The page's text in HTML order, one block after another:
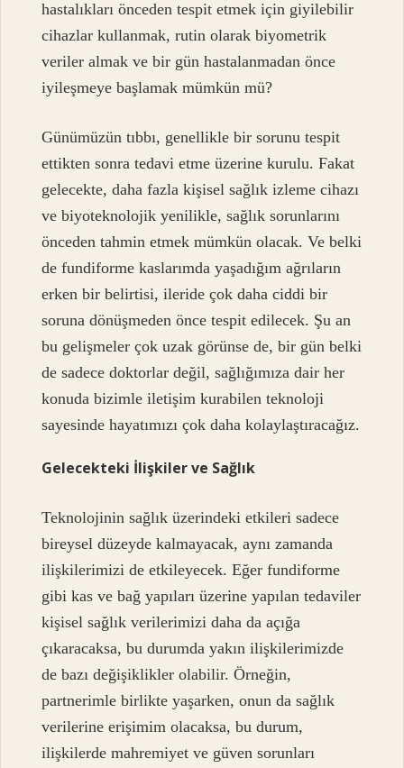
hastalıkları önceden tespit etmek için giyilebilir
cihazlar kullanmak, rutin olarak biyometrik
veriler almak ve bir gün hastalanmadan önce
iyileşmeye başlamak mümkün mü?
Günümüzün tıbbı, genellikle bir sorunu tespit
ettikten sonra tedavi etme üzerine kurulu. Fakat
gelecekte, daha fazla kişisel sağlık izleme cihazı
ve biyoteknolojik yenilikle, sağlık sorunlarını
önceden tahmin etmek mümkün olacak. Ve belki
de fundiforme kaslarımda yaşadığım ağrıların
erken bir belirtisi, ileride çok daha ciddi bir
soruna dönüşmeden önce tespit edilecek. Şu an
bu gelişmeler çok uzak görünse de, bir gün belki
de sadece doktorlar değil, sağlığımıza dair her
konuda bizimle iletişim kurabilen teknoloji
sayesinde hayatımızı çok daha kolaylaştıracağız.
Gelecekteki İlişkiler ve Sağlık
Teknolojinin sağlık üzerindeki etkileri sadece
bireysel düzeyde kalmayacak, aynı zamanda
ilişkilerimizi de etkileyecek. Eğer fundiforme
gibi kas ve bağ yapıları üzerine yapılan tedaviler
kişisel sağlık verilerimizi daha da açığa
çıkaracaksa, bu durumda yakın ilişkilerimizde
de bazı değişiklikler olabilir. Örneğin,
partnerimle birlikte yaşarken, onun da sağlık
verilerine erişimim olacaksa, bu durum,
ilişkilerde mahremiyet ve güven sorunları